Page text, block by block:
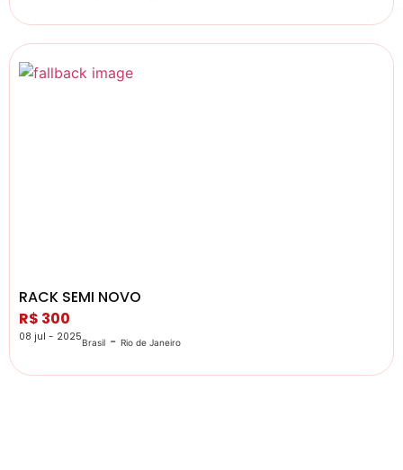
RACK SEMI NOVO
R$ 300
08 jul - 2025Brasil - Rio de Janeiro